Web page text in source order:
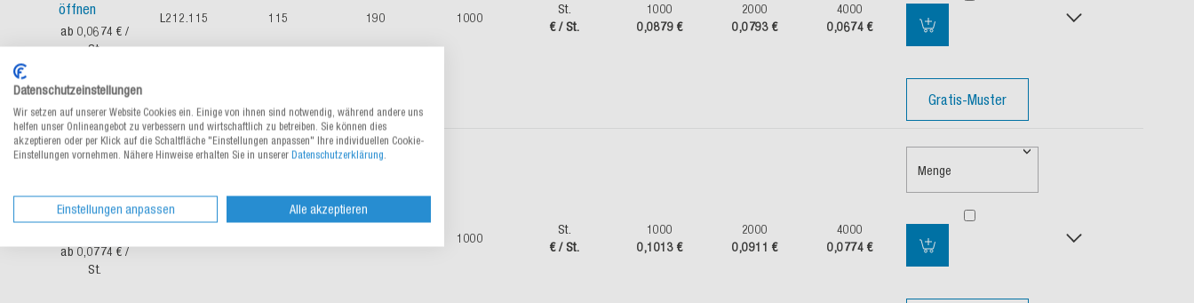
öffnen
ab 0,0674 €/
St.
L212.115 115 190 1000
St.
€ / St.
1000
0,0879 €
2000
0,0793 €
4000
0,0674 €
Gratis-Muster
Artikeldetails
ab 0,0774 €/
St.
1000
St.
€ / St.
1000
0,1013 €
2000
0,0911 €
4000
0,0774 €
Menge
Datenschutzeinstellungen
Wir setzen auf unserer Website Cookies ein. Einige von ihnen sind notwendig, während andere uns
helfen unser Onlineangebot zu verbessern und wirtschaftlich zu betreiben. Sie können dies
akzeptieren oder per Klick auf die Schaltfläche "Einstellungen anpassen" Ihre individuellen Cookie-
Einstellungen vornehmen. Nähere Hinweise erhalten Sie in unserer Datenschutzerklärung.
Einstellungen anpassen Alle akzeptieren